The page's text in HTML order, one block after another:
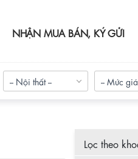
NHẬN MUA BÁN, KÝ GỬI
-- Nội thất -- -- Mức
Lọc theo